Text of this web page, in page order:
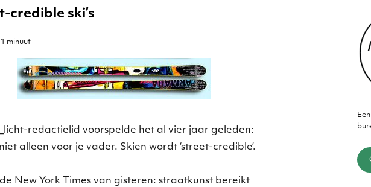
credible ski’s
minuut
redactielid voorspelde het al vier jaar geleden:
alleen voor je vader. Skien wordt ‘street-credible’.
de New York Times van gisteren: straatkunst bereikt